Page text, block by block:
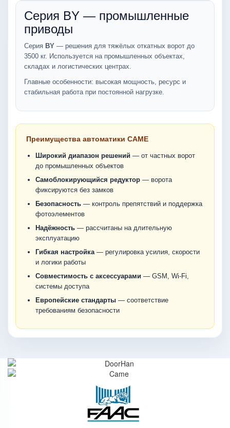
Серия BY — промышленные
приводы
Серия BY — решения для тяжёлых откатных ворот до
3500 кг. Используется на промышленных объектах,
складах и логистических центрах.
Главные особенности: высокая мощность, ресурс и
стабильная работа при постоянной нагрузке.
Преимущества автоматики CAME
Широкий диапазон решений — от частных ворот
до промышленных объектов
Самоблокирующийся редуктор — ворота
фиксируются без замков
Безопасность — контроль препятствий и поддержка
фотоэлементов
Надёжность — рассчитаны на длительную
эксплуатацию
Гибкая настройка— регулировка усилия, скорости
и логики работы
Совместимость с аксессуарами — GSM, Wi-Fi,
системы доступа
Европейские стандарты — соответствие
требованиям безопасности